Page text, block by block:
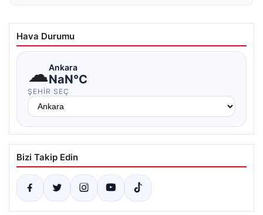
Hava Durumu
☁Ankara
NaN°C
ŞEHIR SEÇ
Bizi Takip Edin